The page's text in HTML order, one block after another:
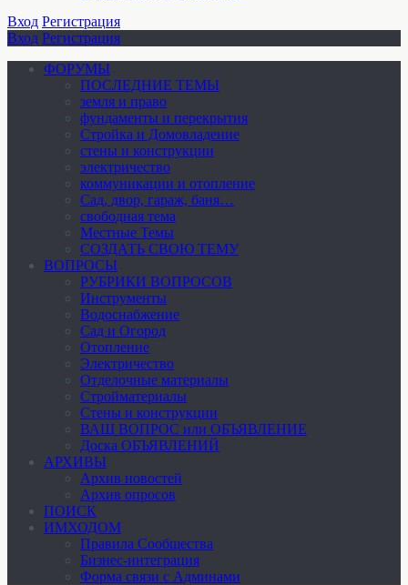
Вход Регистрация
Вход Регистрация
ФОРУМЫ
ПОСЛЕДНИЕ ТЕМЫ
земля и право
фундаменты и перекрытия
Стройка и Домовладение
стены и конструкции
электричество
коммуникации и отопление
Cад, двор, гараж, баня…
свободная тема
Местные Темы
СОЗДАТЬ СВОЮ ТЕМУ
ВОПРОСЫ
РУБРИКИ ВОПРОСОВ
Инструменты
Водоснабжение
Сад и Огород
Отопление
Электричество
Отделочные материалы
Стройматериалы
Стены и конструкции
ВАШ ВОПРОС или ОБЪЯВЛЕНИЕ
Доска ОБЪЯВЛЕНИЙ
АРХИВЫ
Архив новостей
Архив опросов
ПОИСК
ИМХОДОМ
Правила Сообщества
Бизнес-интеграция
Форма связи с Админами